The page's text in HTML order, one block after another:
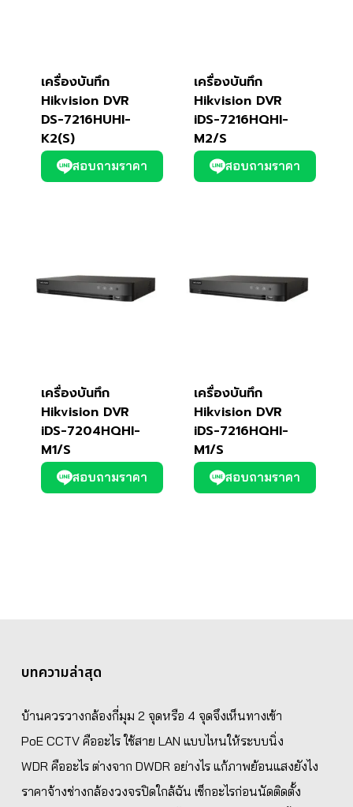
เครื่องบันทึก
Hikvision DVR
DS-7216HUHI-
K2(S)
สอบถามราคา
เครื่องบันทึก
Hikvision DVR
iDS-7216HQHI-
M2/S
สอบถามราคา
เครื่องบันทึก
Hikvision DVR
iDS-7204HQHI-
M1/S
สอบถามราคา
เครื่องบันทึก
Hikvision DVR
iDS-7216HQHI-
M1/S
สอบถามราคา
บทความล่าสุด
บ้านควรวางกล้องกี่มุม 2 จุดหรือ 4 จุดจึงเห็นทางเข้า
PoE CCTV คืออะไร ใช้สาย LAN แบบไหนให้ระบบนิ่ง
WDR คืออะไร ต่างจาก DWDR อย่างไร แก้ภาพย้อนแสงยังไง
ราคาจ้างช่างกล้องวงจรปิดใกล้ฉัน เช็กอะไรก่อนนัดติดตั้ง